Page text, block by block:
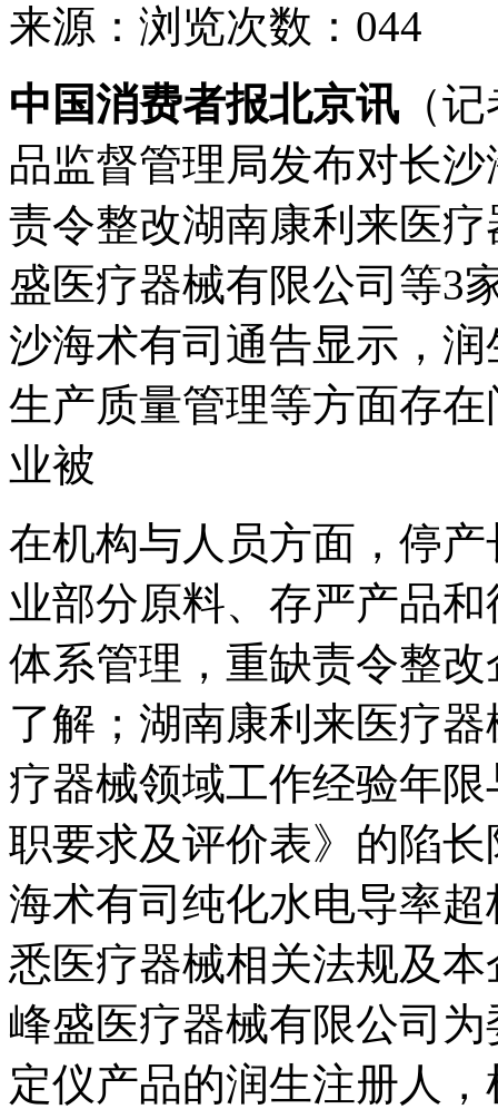
来源： 浏览次数：044
中国消费者报北京讯 （
品监督管理局发布对长
责令整改湖南康利来医
盛医疗器械有限公司等3
沙海术有司通告显示，
生产质量管理等方面存
业被
在机构与人员方面，停
业部分原料、存严产品
体系管理，重缺责令整改
了解；湖南康利来医疗
疗器械领域工作经验年
职要求及评价表》的陷
海术有司纯化水电导率
悉医疗器械相关法规及
峰盛医疗器械有限公司
定仪产品的润生注册人